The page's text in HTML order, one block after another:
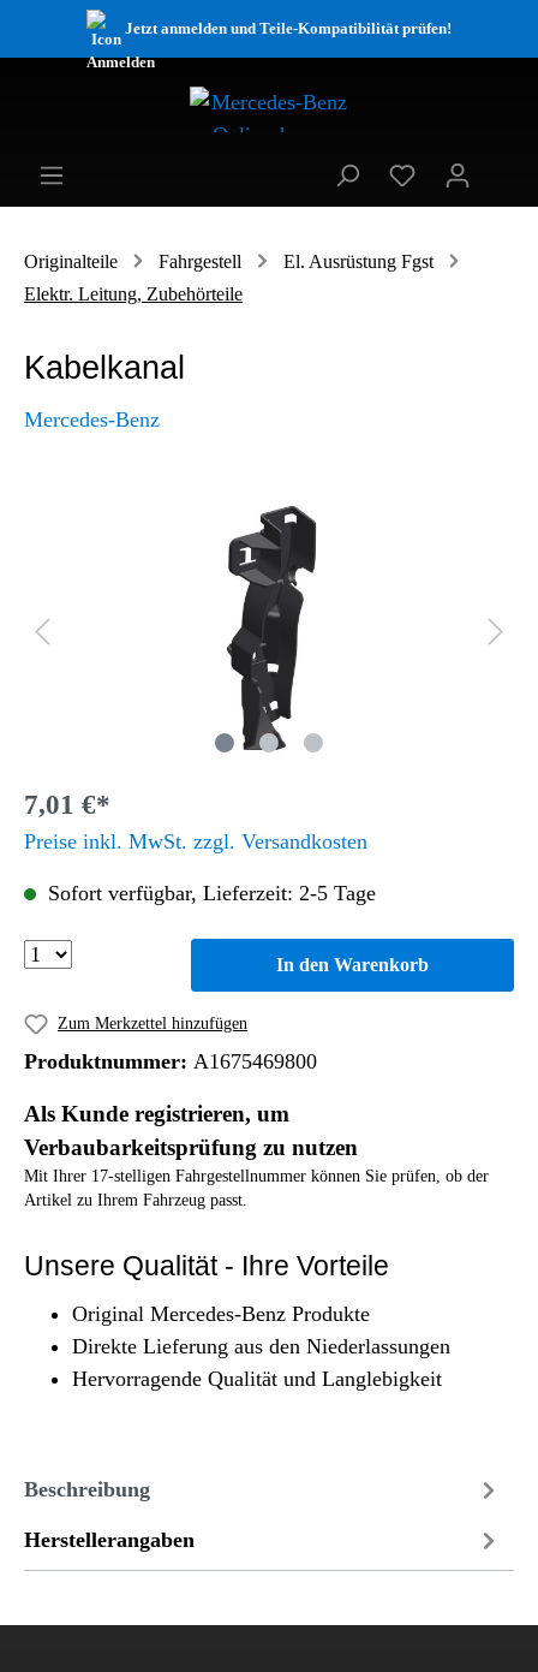
Jetzt anmelden und Teile-Kompatibilität prüfen!
Originalteile Fahrgestell
El. Ausrüstung Fgst
Elektr. Leitung, Zubehörteile
Kabelkanal
Mercedes-Benz
7,01 €*
Preise inkl. MwSt. zzgl. Versandkosten
Sofort verfügbar, Lieferzeit: 2-5 Tage
In den Warenkorb
Zum Merkzettel hinzufügen
Produktnummer: A1675469800
Als Kunde registrieren, um
Verbaubarkeitsprüfung zu nutzen
Mit Ihrer 17-stelligen Fahrgestellnummer können Sie prüfen, ob der
Artikel zu Ihrem Fahrzeug passt.
Unsere Qualität - Ihre Vorteile
Original Mercedes-Benz Produkte
Direkte Lieferung aus den Niederlassungen
Hervorragende Qualität und Langlebigkeit
Beschreibung
Herstellerangaben